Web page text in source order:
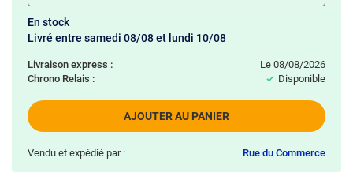
AJOUTER AU PANIER
En stock
Livraison express :
le 08/08/2026
Chrono Relais :
Disponible
Livré entre samedi 08/08 et lundi 10/08
Vendu et expédié par : Rue du Commerce